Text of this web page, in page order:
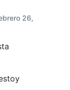
26,